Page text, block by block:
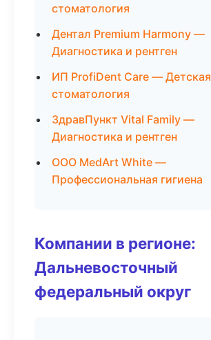
стоматология
Дентал Premium Harmony —
Диагностика и рентген
ИП ProfiDent Care — Детская
стоматология
ЗдравПункт Vital Family —
Диагностика и рентген
ООО MedArt White —
Профессиональная гигиена
Компании в регионе:
Дальневосточный
федеральный округ